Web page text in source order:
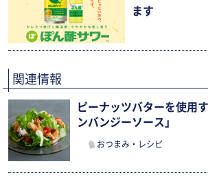
ます
関連情報
ピーナッツバターを使用
ンバンジーソース」
おつまみ・レシピ